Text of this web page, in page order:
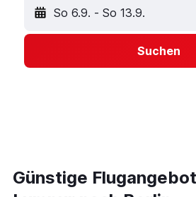
So 6.9. - So 13.9.
Suchen
Günstige